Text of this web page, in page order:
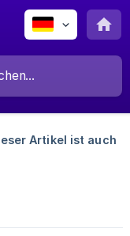
Artikel ist auch